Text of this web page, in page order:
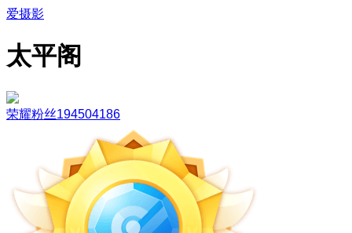
爱摄影
太平阁
荣耀粉丝194504186